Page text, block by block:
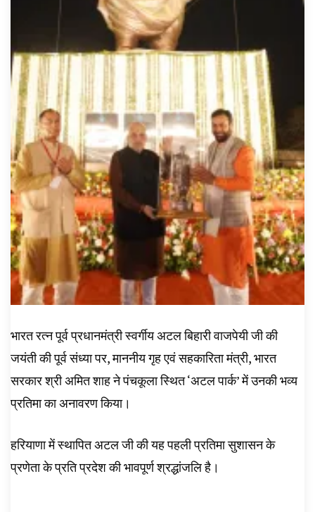
भारत रत्न पूर्व प्रधानमंत्री स्वर्गीय अटल बिहारी वाजपेयी जी की
जयंती की पूर्व संध्या पर, माननीय गृह एवं सहकारिता मंत्री, भारत
सरकार श्री अमित शाह ने पंचकूला स्थित ‘अटल पार्क’ में उनकी भव्य
प्रतिमा का अनावरण किया।
हरियाणा में स्थापित अटल जी की यह पहली प्रतिमा सुशासन के
प्रणेता के प्रति प्रदेश की भावपूर्ण श्रद्धांजलि है।